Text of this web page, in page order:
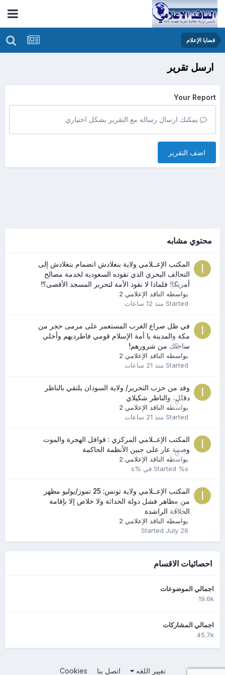
قضايا الإعلام
ارسل تقرير
Your Report
يمكنك ارسال رساله مع التقرير بشكل اختياري
اضف التقرير
محتوي مشابه
0
المكتب الإعــلامي ولاية بنغلادش انضمام بنغلادش إلى
التحالف البحري الذي تقوده السعودية لخدمة مصالح
أمريكا! فلماذا لا نقود الأمة لتحرير المسجد الأقصى؟!
بواسطه الناقد الإعلامي 2
Started منذ 12 ساعات
0
في ظل صراع الغرب المستعمر على مرمى حجر من
مكة والمدينة يا أمة الإسلام قومي فاطرديهم وأخلي
ساحتك من شرورهم!
بواسطه الناقد الإعلامي 2
Started منذ 21 ساعات
0
وفد من حزب التحرير/ ولاية السودان يلتقي بالناظر
دقلل، والناظر شكيلاي
بواسطه الناقد الإعلامي 2
Started منذ 21 ساعات
0
المكتب الإعــلامي المركزي : قوافل الهجرة والموت
وصمة عار على جبين الأنظمة الحاكمة
بواسطه الناقد الإعلامي 2
Started%s في %s
0
المكتب الإعــلامي ولاية تونس: 25 تموز/يوليو مظهر
من مظاهر فشل دولة الحداثة ولا خلاص إلا بإقامة
الخلافة الراشدة
بواسطه الناقد الإعلامي 2
StartedJuly 26
احصائيات الاقسام
اجمالي الموضوعات
19.6k
اجمالي المشاركات
45.7k
تغيير اللغه اتصل بنا Cookies